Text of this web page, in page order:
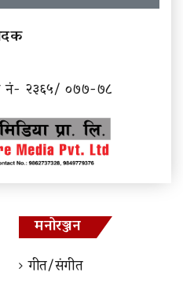
नं- २३६५/ ०७७-७८
मनोरञ्जन
गीत/संगीत